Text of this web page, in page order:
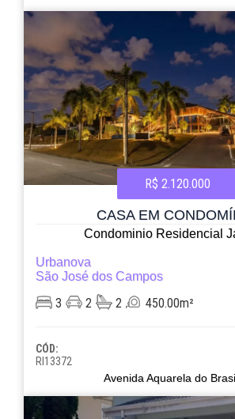
R$ 2.120.000
CASA EM
Condominio Residencial
Urbanova
São José dos Campos
3 2 2 450.00m²
CÓD:
RI13372
Avenida Aquarela do